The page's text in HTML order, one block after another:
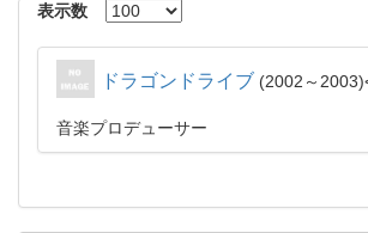
表示数
ドラゴンドライブ 2002～2003
音楽プロデューサー